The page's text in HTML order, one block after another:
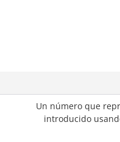
Un número que
introducido